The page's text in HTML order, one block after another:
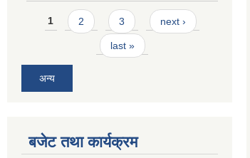
Pages
1 2 3 next ›
last »
अन्य
बजेट तथा कार्यक्रम